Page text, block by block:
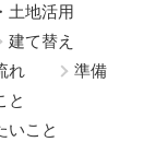
土地活用
建て替え
れ
準備
と
いこと